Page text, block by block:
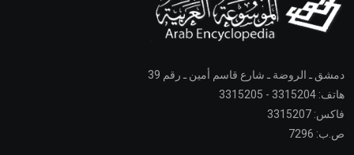
دمشق ـ الروضة ـ شارع قاسم أمين ـ رقم 39
هاتف: 3315204 - 3315205
فاكس: 3315207
ص.ب: 7296